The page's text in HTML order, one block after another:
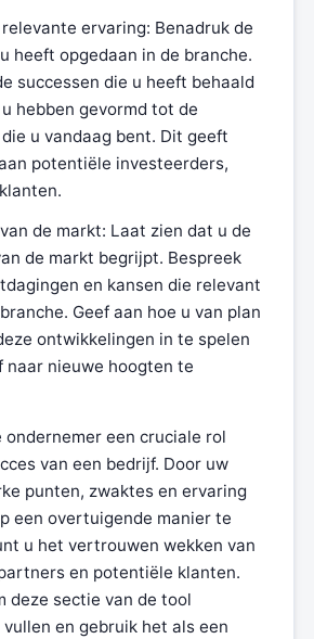
ervaring: Benadruk de
heeft opgedaan in de branche.
successen die u heeft behaald
hebben gevormd tot de
u vandaag bent. Dit geeft
potentiële investeerders,
de markt: Laat zien dat u de
de markt begrijpt. Bespreek
en kansen die relevant
Geef aan hoe u van plan
ontwikkelingen in te spelen
naar nieuwe hoogten te
ondernemer een cruciale rol
van een bedrijf. Door uw
punten, zwaktes en ervaring
een overtuigende manier te
u het vertrouwen wekken van
en potentiële klanten.
deze sectie van de tool
en gebruik het als een